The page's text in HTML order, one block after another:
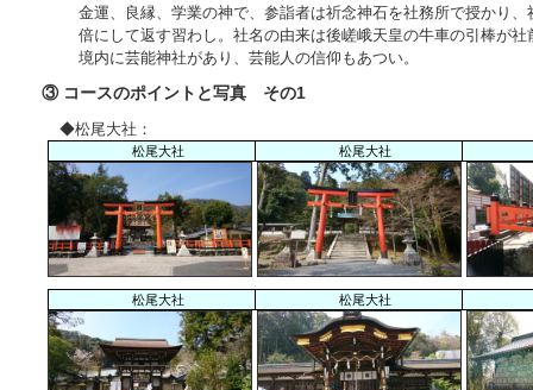
金運、良縁、学業の神で、参詣者は祈念神石を社務所で授かり、
倍にして返す習わし。社名の由来は後嵯峨天皇の牛車の引棒が社
境内に芸能神社があり、芸能人の信仰もあつい。
③ コースのポイントと写真 その1
◆松尾大社：
松尾大社 松尾大社
松尾大社 松尾大社